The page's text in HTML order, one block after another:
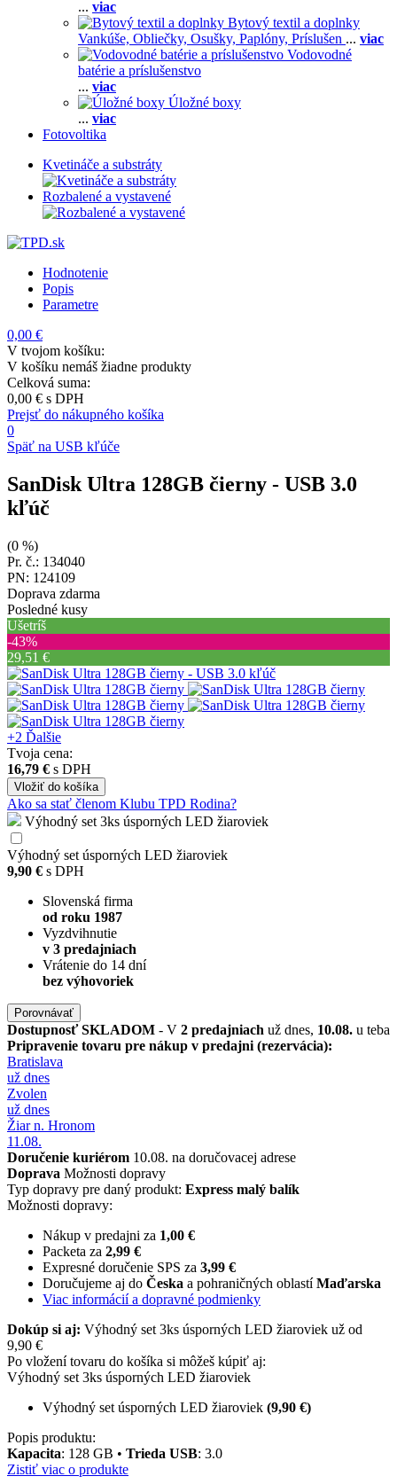
... viac
Bytový textil a doplnky
Vankúše, Obliečky, Osušky, Paplóny, Príslušen ... viac
Vodovodné
batérie a príslušenstvo
... viac
Úložné boxy
... viac
Fotovoltika
Kvetináče a substráty
Rozbalené a vystavené
Hodnotenie
Popis
Parametre
0,00 €
V tvojom košíku:
V košíku nemáš žiadne produkty
Celková suma:
0,00 € s DPH
Prejsť do nákupného košíka
0
Späť na USB kľúče
SanDisk Ultra 128GB čierny - USB 3.0
kľúč
(0 %)
Pr. č.: 134040
PN: 124109
Doprava zdarma
Posledné kusy
Ušetríš
‐43%
29,51 €
+2 Ďalšie
Tvoja cena:
16,79 € s DPH
Vložiť do košíka
Ako sa stať členom Klubu TPD Rodina?
Výhodný set 3ks úsporných LED žiaroviek
Výhodný set úsporných LED žiaroviek
9,90 € s DPH
Slovenská firma
od roku 1987
Vyzdvihnutie
v 3 predajniach
Vrátenie do 14 dní
bez výhovoriek
Porovnávať
DostupnosťSKLADOM - V 2 predajniach už dnes, 10.08. u teba
Pripravenie tovaru pre nákup v predajni (rezervácia):
Bratislava
už dnes
Zvolen
už dnes
Žiar n. Hronom
11.08.
Doručenie kuriérom 10.08. na doručovacej adrese
Doprava Možnosti dopravy
Typ dopravy pre daný produkt: Express malý balík
Možnosti dopravy:
Nákup v predajni za 1,00 €
Packeta za 2,99 €
Expresné doručenie SPS za 3,99 €
Doručujeme aj do Česka a pohraničných oblastíMaďarska
Viac informácií a dopravné podmienky
Dokúp si aj: Výhodný set 3ks úsporných LED žiaroviek už od
9,90 €
Po vložení tovaru do košíka si môžeš kúpiť aj:
Výhodný set 3ks úsporných LED žiaroviek
Výhodný set úsporných LED žiaroviek (9,90 €)
Popis produktu:
Kapacita: 128 GB • Trieda USB: 3.0
Zistiť viac o produkte